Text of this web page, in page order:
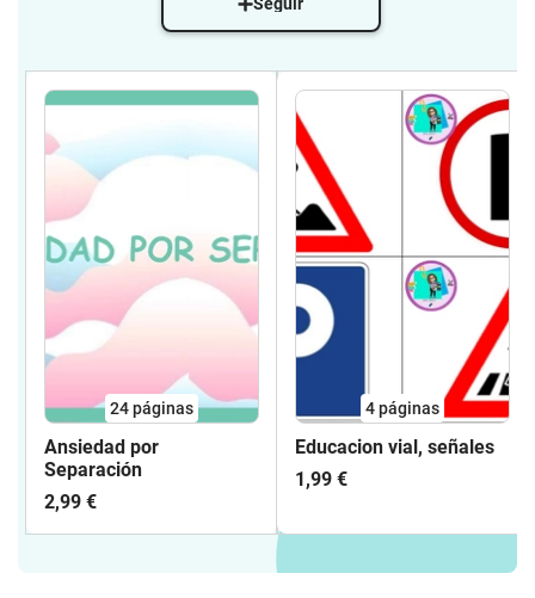
24páginas
Ansiedad por
Separación
2,99 €
4páginas
Educacion vial, señales
1,99 €